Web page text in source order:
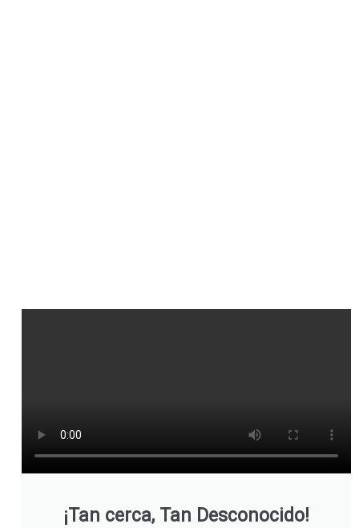
¡Tan cerca, Tan Desconocido!